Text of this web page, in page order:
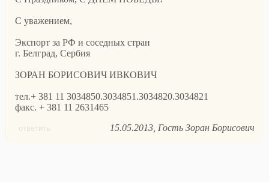
С уважением,
Экспорт за РФ и соседных стран
г. Белград, Сербия
ЗОРАН БОРИСОВИЧ ИВКОВИЧ
тел.+ 381 11 3034850.3034851.3034820.3034821
факс. + 381 11 2631465
ответить 15.05.2013 Гость Зоран Борисович